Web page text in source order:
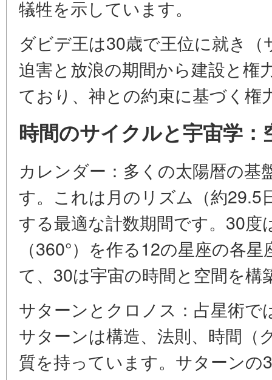
犠牲を示しています。
ダビデ王は30歳で王位に就き
迫害と放浪の期間から建設と権
ており、神との約束に基づく権
時間のサイクルと宇宙学：
カレンダー：多くの太陽暦の基
す。これは月のリズム（約29.5
する最適な計数期間です。30度
（360°）を作る12の星座の各
て、30は宇宙の時間と空間を
サターンとクロノス：占星術で
サターンは構造、法則、時間（
質を持っています。サターンの